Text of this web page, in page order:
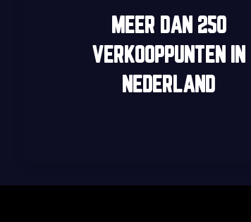
MEER DAN 250
VERKOOPPUNTEN IN
NEDERLAND